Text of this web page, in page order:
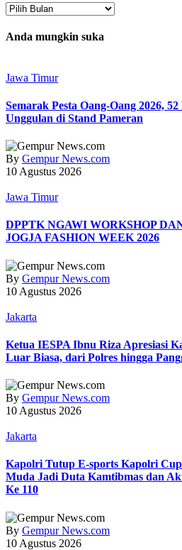
Arsip
Anda mungkin suka
Jawa Timur
Semarak Pesta Oang-Oang 2026,
Unggulan di Stand Pameran
By Gempur News.com
10 Agustus 2026
Jawa Timur
DPPTK NGAWI WORKSHOP
JOGJA FASHION WEEK 2026
By Gempur News.com
10 Agustus 2026
Jakarta
Ketua IESPA Ibnu Riza Apresiasi
Luar Biasa, dari Polres hingga
By Gempur News.com
10 Agustus 2026
Jakarta
Kapolri Tutup E-sports Kapolri
Muda Jadi Duta Kamtibmas dan
Ke 110
By Gempur News.com
10 Agustus 2026